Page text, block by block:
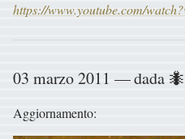
https://www.youtube.com/
03 marzo 2011 — dada 🐜
Aggiornamento: